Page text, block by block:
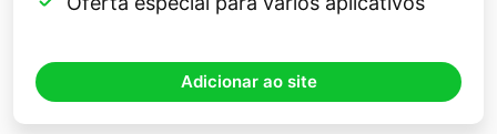
Adicionar ao site